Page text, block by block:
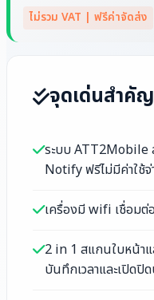
ไม่รวม VAT | ฟรีค่าจัดส่ง
จุดเด่นสำคัญ
ระบบ ATT2Mobile
Notify ฟรีไม่มีค่าใช้จ่
เครื่องมี wifi เชื่อมต่
2 in 1 สแกนใบหน้าแ
บันทึกเวลาและเปิดปิ